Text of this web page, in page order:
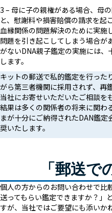
3 – 母に子の親権がある場合、母
と、慰謝料や損害賠償の請求を起
血縁関係の問題解決のために実施
問題を引き起こしてしまう場合が
がないDNA親子鑑定の実施には
します。
キットの郵送で私的鑑定を行った
がら第三者機関に採用されず、再
当社にお寄せいただいたご相談を
結果は多くの関係者の将来に関わ
まが十分にご納得されたDAN鑑
奨いたします。
「郵送で
個人の方からのお問い合わせで比
送ってもらい鑑定できますか？」
すが、当社ではご要望にも添いか